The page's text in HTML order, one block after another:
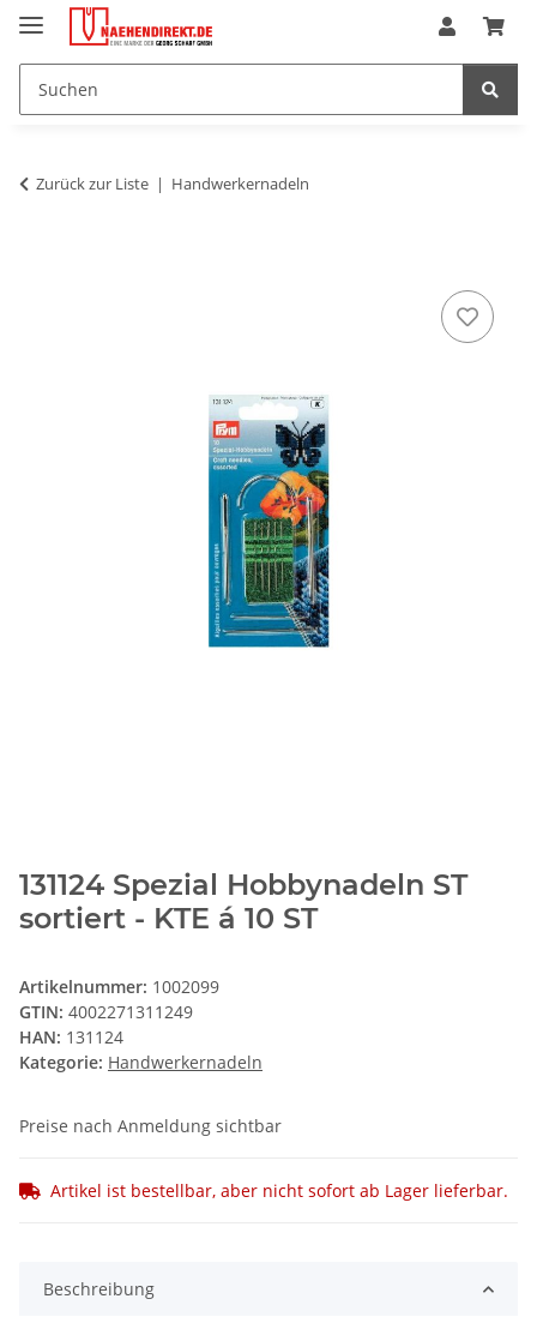
Zurück zur Liste Handwerkernadeln
131124 Spezial Hobbynadeln ST
sortiert - KTE á 10 ST
Artikelnummer: 1002099
GTIN: 4002271311249
HAN: 131124
Kategorie: Handwerkernadeln
Preise nach Anmeldung sichtbar
Artikel ist bestellbar, aber nicht sofort ab Lager lieferbar.
Beschreibung